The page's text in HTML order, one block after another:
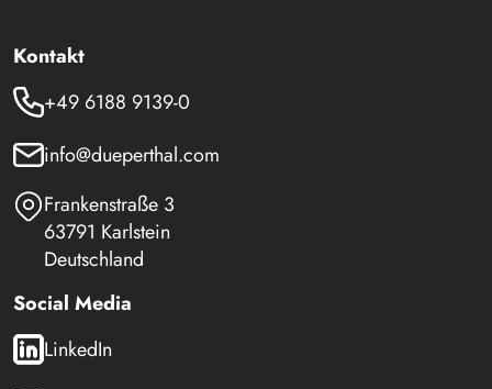
Kontakt
+49 6188 9139-0
info@dueperthal.com
Frankenstraße 3
63791 Karlstein
Deutschland
Social Media
LinkedIn